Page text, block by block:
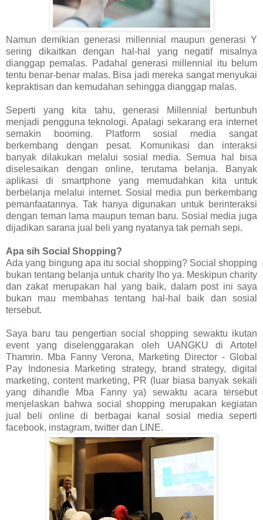
Namun demikian generasi millennial maupun generasi Y
sering dikaitkan dengan hal-hal yang negatif misalnya
dianggap pemalas. Padahal generasi millennial itu belum
tentu benar-benar malas. Bisa jadi mereka sangat menyukai
kepraktisan dan kemudahan sehingga dianggap malas.
Seperti yang kita tahu, generasi Millennial bertunbuh
menjadi pengguna teknologi. Apalagi sekarang era internet
semakin booming. Platform sosial media sangat
berkembang dengan pesat. Komunikasi dan interaksi
banyak dilakukan melalui sosial media. Semua hal bisa
diselesaikan dengan online, terutama belanja. Banyak
aplikasi di smartphone yang memudahkan kita untuk
berbelanja melalui internet. Sosial media pun berkembang
pemanfaatannya. Tak hanya digunakan untuk berinteraksi
dengan teman lama maupun teman baru. Sosial media juga
dijadikan sarana jual beli yang nyatanya tak pernah sepi.
Apa sih Social Shopping?
Ada yang bingung apa itu social shopping? Social shopping
bukan tentang belanja untuk charity lho ya. Meskipun charity
dan zakat merupakan hal yang baik, dalam post ini saya
bukan mau membahas tentang hal-hal baik dan sosial
tersebut.
Saya baru tau pengertian social shopping sewaktu ikutan
event yang diselenggarakan oleh UANGKU di Artotel
Thamrin. Mba Fanny Verona, Marketing Director - Global
Pay Indonesia Marketing strategy, brand strategy, digital
marketing, content marketing, PR (luar biasa banyak sekali
yang dihandle Mba Fanny ya) sewaktu acara tersebut
menjelaskan bahwa social shopping merupakan kegiatan
jual beli online di berbagai kanal sosial media seperti
facebook, instagram, twitter dan LINE.